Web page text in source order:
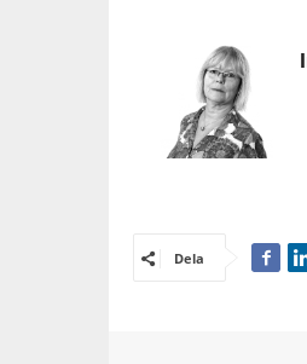
Dela